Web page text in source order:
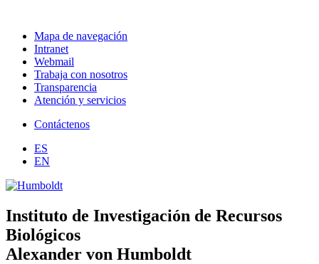
Mapa de navegación
Intranet
Webmail
Trabaja con nosotros
Transparencia
Atención y servicios
Contáctenos
ES
EN
Instituto de Investigación de Recursos
Biológicos
Alexander von Humboldt